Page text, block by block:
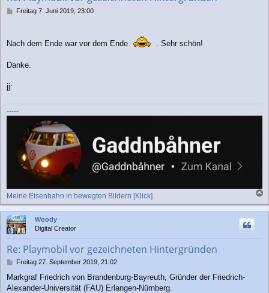
B
r
g
Freitag 7. Juni 2019, 23:00
Nach dem Ende war vor dem Ende . Sehr schön!
Danke.
jj:
-----
Meine Eisenbahn in bewegten Bildern [Klick]
a
c
Woody
Digital Creator
Re: Playmobil vor gezeichneten Hintergründen
B
i
t
Freitag 27. September 2019, 21:02
Markgraf Friedrich von Brandenburg-Bayreuth, Gründer der Friedrich-
Alexander-Universität (FAU) Erlangen-Nürnberg.